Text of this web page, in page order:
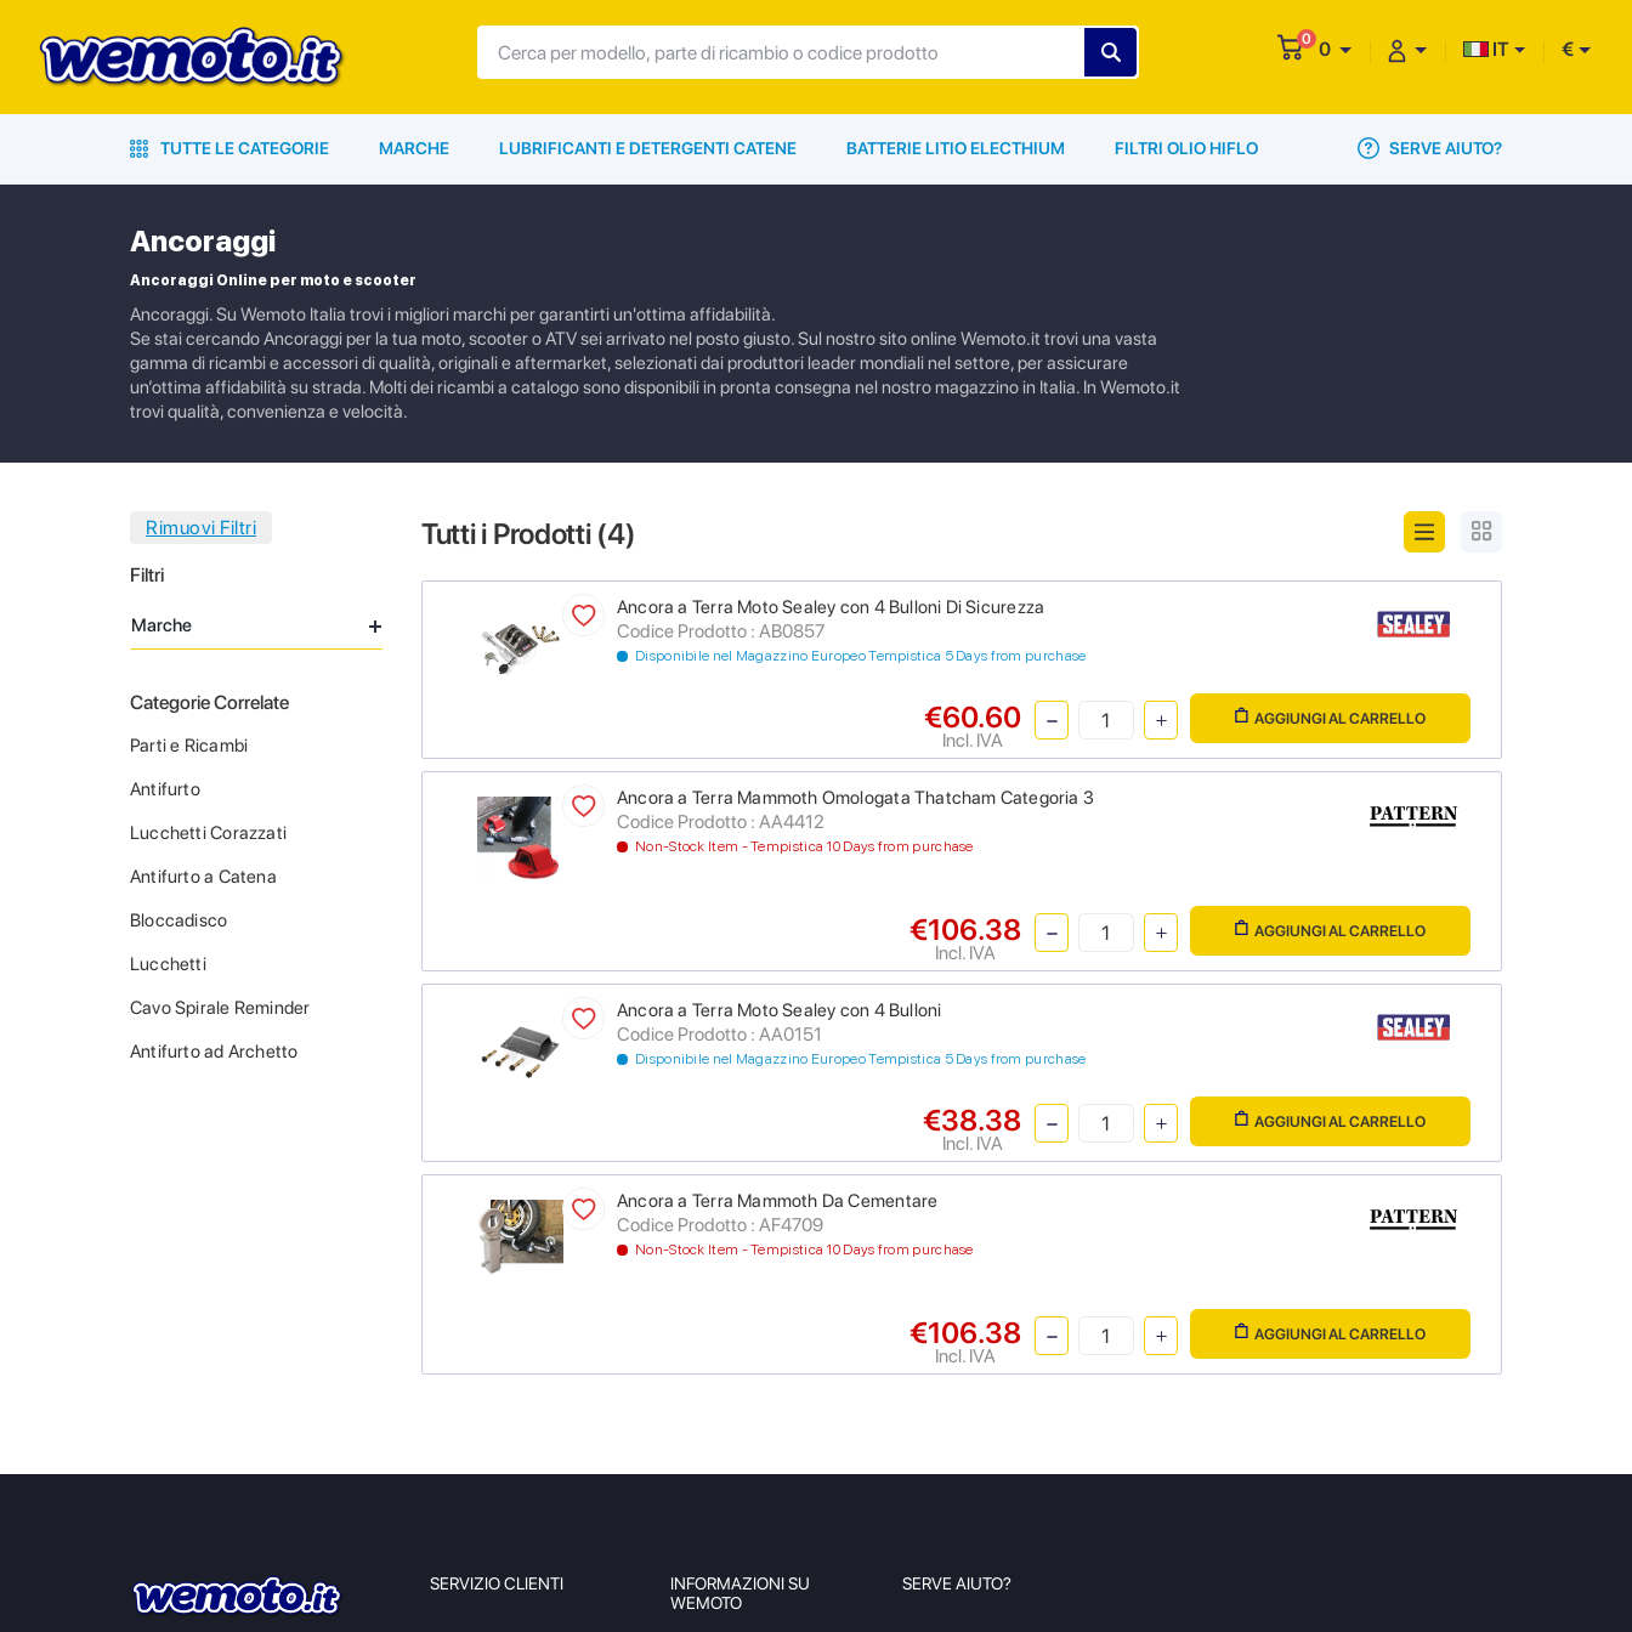
0 0 IT €
TUTTE LE CATEGORIE MARCHE LUBRIFICANTI E DETERGENTI CATENE BATTERIE LITIO ELECTHIUM FILTRI OLIO HIFLO SERVE AIUTO?
Ancoraggi
Ancoraggi Online per moto e scooter
Ancoraggi. Su Wemoto Italia trovi i migliori marchi per garantirti un'ottima affidabilità.
Se stai cercando Ancoraggi per la tua moto, scooter o ATV sei arrivato nel posto giusto. Sul nostro sito online Wemoto.it trovi una vasta
gamma di ricambi e accessori di qualità, originali e aftermarket, selezionati dai produttori leader mondiali nel settore, per assicurare
un’ottima affidabilità su strada. Molti dei ricambi a catalogo sono disponibili in pronta consegna nel nostro magazzino in Italia. In Wemoto.it
trovi qualità, convenienza e velocità.
Filtri
Marche
Categorie Correlate
Parti e Ricambi
Antifurto
Lucchetti Corazzati
Antifurto a Catena
Bloccadisco
Lucchetti
Cavo Spirale Reminder
Antifurto ad Archetto
Tutti i Prodotti (4)
Ancora a Terra Moto Sealey con 4 Bulloni Di Sicurezza
Codice Prodotto : AB0857
Disponibile nel Magazzino Europeo Tempistica 5 Days from purchase
€60.60
Incl. IVA
AGGIUNGI AL CARRELLO
Ancora a Terra Mammoth Omologata Thatcham Categoria 3
Codice Prodotto : AA4412
Non-Stock Item - Tempistica 10 Days from purchase
€106.38
Incl. IVA
AGGIUNGI AL CARRELLO
Ancora a Terra Moto Sealey con 4 Bulloni
Codice Prodotto : AA0151
Disponibile nel Magazzino Europeo Tempistica 5 Days from purchase
€38.38
Incl. IVA
AGGIUNGI AL CARRELLO
Ancora a Terra Mammoth Da Cementare
Codice Prodotto : AF4709
Non-Stock Item - Tempistica 10 Days from purchase
€106.38
Incl. IVA
AGGIUNGI AL CARRELLO
SERVIZIO CLIENTI
INFORMAZIONI SU
WEMOTO
SERVE AIUTO?